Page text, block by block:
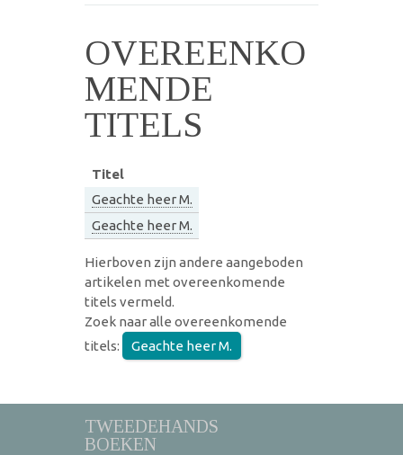
OVEREENKO
MENDE
TITELS
Titel
Geachte heer M.
Geachte heer M.
Hierboven zijn andere aangeboden
artikelen met overeenkomende
titels vermeld.
Zoek naar alle overeenkomende
titels:
Geachte heer M.
TWEEDEHANDS
BOEKEN